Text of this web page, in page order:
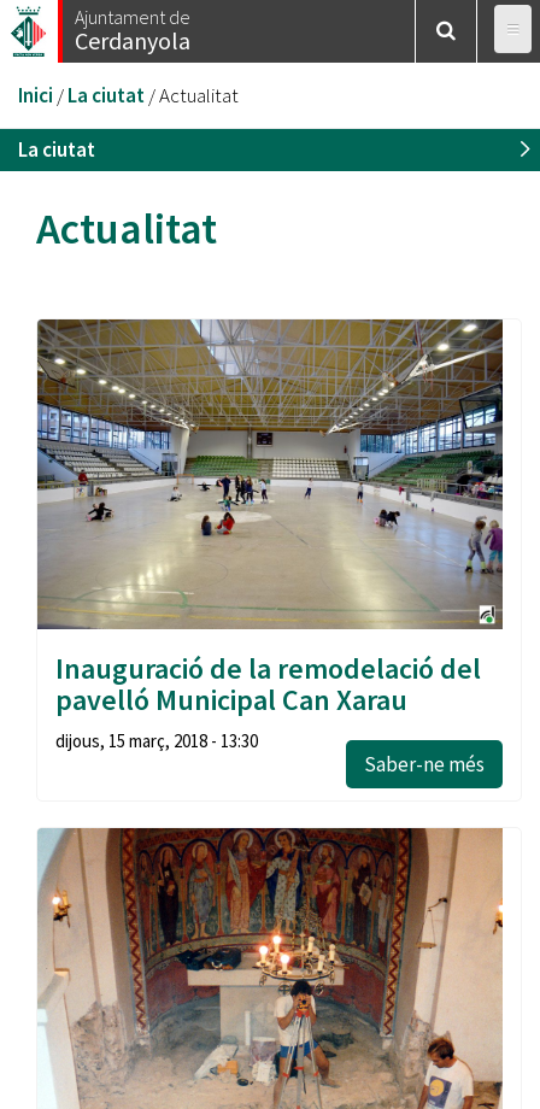
Vés
al
Ajuntament de
Cerdanyola
Esteu
aquí
Inici /La ciutat/Actualitat
La ciutat
Actualitat
Inauguració de la remodelació del
pavelló Municipal Can Xarau
dijous, 15 març, 2018 - 13:30
Saber-ne més